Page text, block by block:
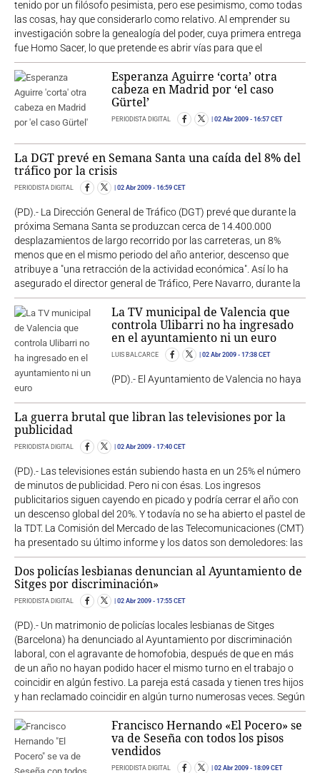
tenido por un filósofo pesimista, pero ese pesimismo, como todas
las cosas, hay que considerarlo como relativo. Al emprender su
investigación sobre la genealogía del poder, cuya primera entrega
fue Homo Sacer, lo que pretende es abrir vías para que el
Esperanza Aguirre ‘corta’ otra
cabeza en Madrid por ‘el caso
Gürtel’
PERIODISTA DIGITAL 02 Abr 2009 - 16:57 CET
La DGT prevé en Semana Santa una caída del 8% del
tráfico por la crisis
PERIODISTA DIGITAL 02 Abr 2009 - 16:59 CET
(PD).- La Dirección General de Tráfico (DGT) prevé que durante la
próxima Semana Santa se produzcan cerca de 14.400.000
desplazamientos de largo recorrido por las carreteras, un 8%
menos que en el mismo periodo del año anterior, descenso que
atribuye a "una retracción de la actividad económica". Así lo ha
asegurado el director general de Tráfico, Pere Navarro, durante la
La TV municipal de Valencia que
controla Ulibarri no ha ingresado
en el ayuntamiento ni un euro
LUIS BALCARCE 02 Abr 2009 - 17:38 CET
(PD).- El Ayuntamiento de Valencia no haya
La guerra brutal que libran las televisiones por la
publicidad
PERIODISTA DIGITAL 02 Abr 2009 - 17:40 CET
(PD).- Las televisiones están subiendo hasta en un 25% el número
de minutos de publicidad. Pero ni con ésas. Los ingresos
publicitarios siguen cayendo en picado y podría cerrar el año con
un descenso global del 20%. Y todavía no se ha abierto el pastel de
la TDT. La Comisión del Mercado de las Telecomunicaciones (CMT)
ha presentado su último informe y los datos son demoledores: las
Dos policías lesbianas denuncian al Ayuntamiento de
Sitges por discriminación»
PERIODISTA DIGITAL 02 Abr 2009 - 17:55 CET
(PD).- Un matrimonio de policías locales lesbianas de Sitges
(Barcelona) ha denunciado al Ayuntamiento por discriminación
laboral, con el agravante de homofobia, después de que en más
de un año no hayan podido hacer el mismo turno en el trabajo o
coincidir en algún festivo. La pareja está casada y tienen tres hijos
y han reclamado coincidir en algún turno numerosas veces. Según
Francisco Hernando «El Pocero» se
va de Seseña con todos los pisos
vendidos
PERIODISTA DIGITAL 02 Abr 2009 - 18:09 CET